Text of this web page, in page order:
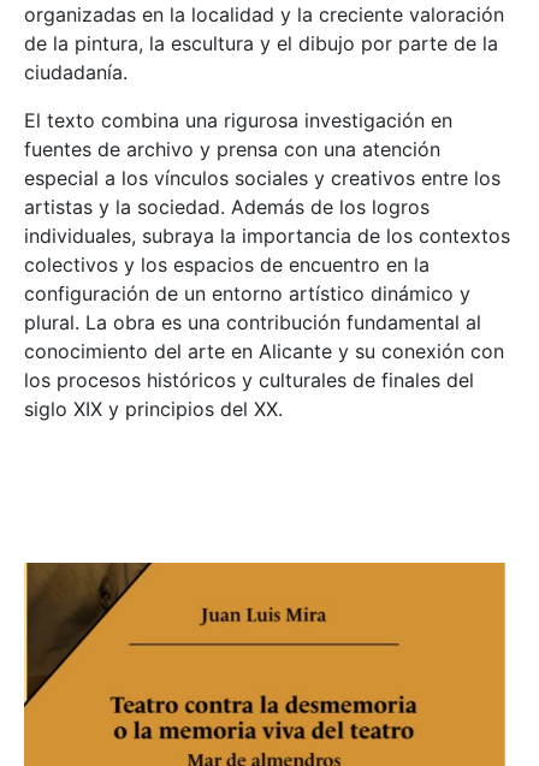
organizadas en la localidad y la creciente valoración
de la pintura, la escultura y el dibujo por parte de la
ciudadanía.
El texto combina una rigurosa investigación en
fuentes de archivo y prensa con una atención
especial a los vínculos sociales y creativos entre los
artistas y la sociedad. Además de los logros
individuales, subraya la importancia de los contextos
colectivos y los espacios de encuentro en la
configuración de un entorno artístico dinámico y
plural. La obra es una contribución fundamental al
conocimiento del arte en Alicante y su conexión con
los procesos históricos y culturales de finales del
siglo XIX y principios del XX.